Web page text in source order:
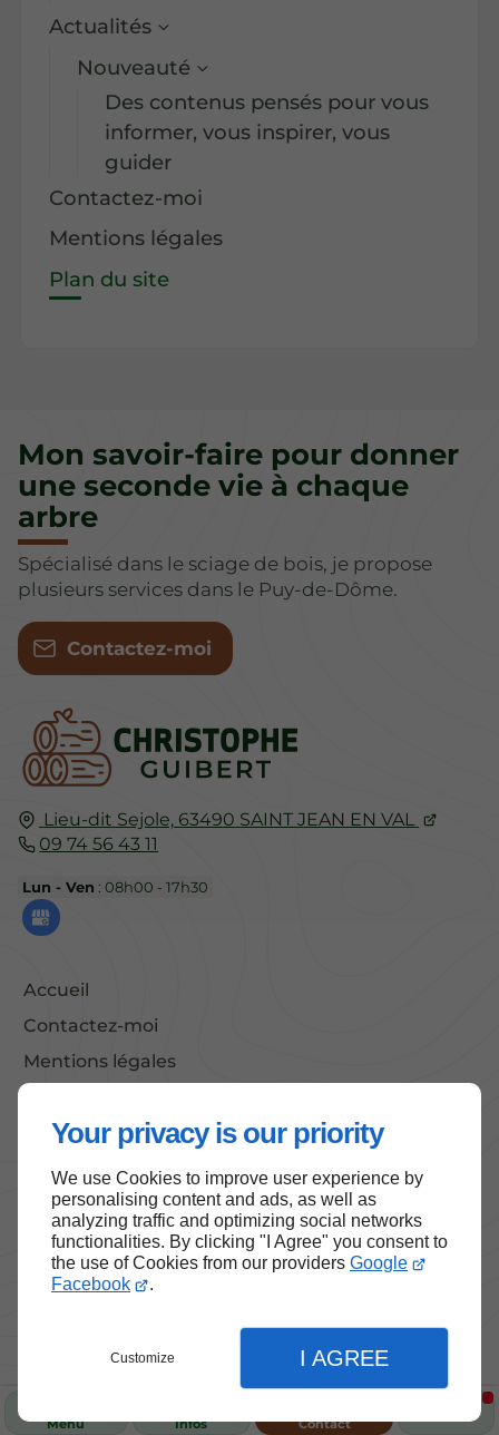
Your privacy is our priority
We use Cookies to improve user experience by
personalising content and ads, as well as
analyzing traffic and optimizing social networks
functionalities. By clicking "I Agree" you consent to
the use of Cookies from our providers Google
Facebook
.
Customize I AGREE
Menu Infos Contact
Actualités
Nouveauté
Des contenus pensés pour vous
informer, vous inspirer, vous
guider
Contactez-moi
Mentions légales
Plan du site
Lieu-dit Sejole, 63490 SAINT JEAN EN VAL
09 74 56 43 11
Lun - Ven : 08h00 - 17h30
Accueil
Contactez-moi
Mentions légales
Mon savoir-faire pour donner
une seconde vie à chaque
arbre
Spécialisé dans le sciage de bois, je propose
plusieurs services dans le Puy-de-Dôme.
Contactez-moi
Haut de page